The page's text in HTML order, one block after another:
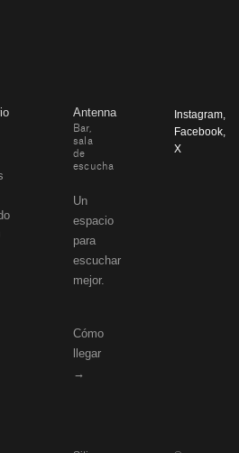
Antenna
Bar,
sala
de
escucha
Un
espacio
para
escuchar
mejor.
Cómo
llegar
→
Instagram,
Facebook,
X